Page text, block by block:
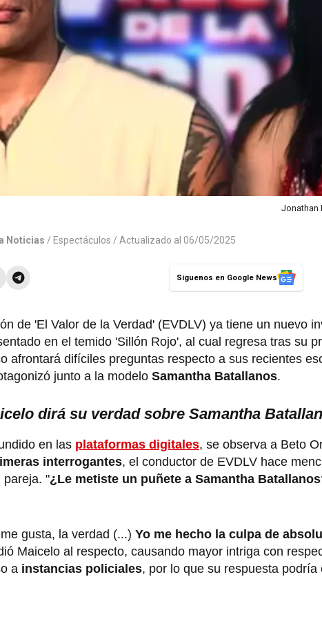
Jonathan
Noticias / Espectáculos / Actualizado al 06/05/2025
Síguenos en Google News
de 'El Valor de la Verdad' (EVDLV) ya tiene un nuevo
en el temido 'Sillón Rojo', al cual regresa tras su
afrontará difíciles preguntas respecto a sus recientes
junto a la modelo Samantha Batallanos.
dirá su verdad sobre Samantha
en las plataformas digitales, se observa a Beto
interrogantes, el conductor de EVDLV hace
pareja. "¿Le metiste un puñete a Samantha
gusta, la verdad (...) Yo me hecho la culpa de
Maicelo al respecto, causando mayor intriga con
a instancias policiales, por lo que su respuesta